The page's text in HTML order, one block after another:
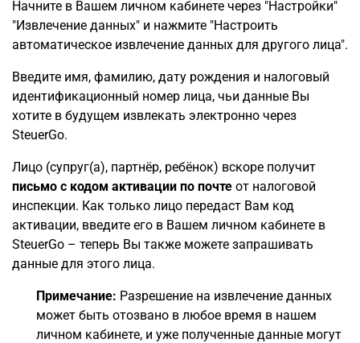
Начните в Вашем личном кабинете через "Настройки"
"Извлечение данных" и нажмите "Настроить
автоматическое извлечение данных для другого лица".
Введите имя, фамилию, дату рождения и налоговый
идентификационный номер лица, чьи данные Вы
хотите в будущем извлекать электронно через
SteuerGo.
Лицо (супруг(а), партнёр, ребёнок) вскоре получит
письмо с кодом активации по почте от налоговой
инспекции. Как только лицо передаст Вам код
активации, введите его в Вашем личном кабинете в
SteuerGo – теперь Вы также можете запрашивать
данные для этого лица.
Примечание: Разрешение на извлечение данных
может быть отозвано в любое время в нашем
личном кабинете, и уже полученные данные могут